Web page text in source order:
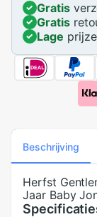
Gratis
Gratis
Lage
Beschrijving
Herfst
Jaar Baby